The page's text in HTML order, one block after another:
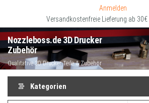
springen
Anmelden
Versandkostenfreie Lieferung ab 30€
Nozzleboss.de 3D Drucker
Zubehör
Qualitative 3D Drucker Teile & Zubehör
Kategorien